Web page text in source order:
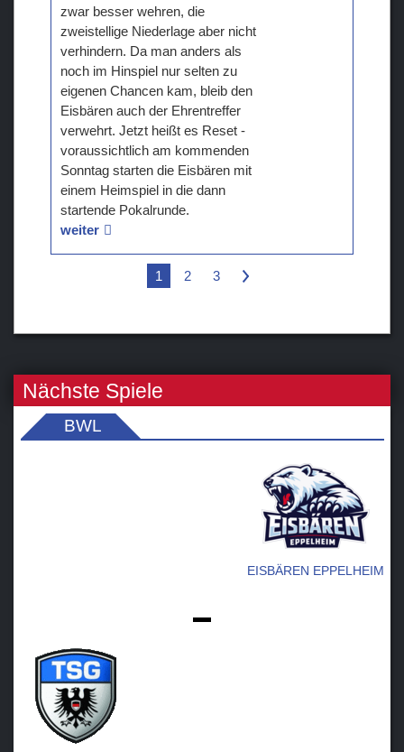
zwar besser wehren, die
zweistellige Niederlage aber nicht
verhindern. Da man anders als
noch im Hinspiel nur selten zu
eigenen Chancen kam, bleib den
Eisbären auch der Ehrentreffer
verwehrt. Jetzt heißt es Reset -
voraussichtlich am kommenden
Sonntag starten die Eisbären mit
einem Heimspiel in die dann
startende Pokalrunde.
weiter
1 2 3 >
Nächste Spiele
BWL
EISBÄREN EPPELHEIM
-